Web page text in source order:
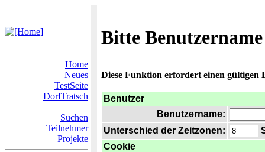
Bitte
Home
Neues
TestSeite
DorfTratsch
Suchen
Teilnehmer
Projekte
Diese Funktion erfordert einen gültigen
Benutzer
Benutzername:
Unterschied der Zeitzonen:
Cookie